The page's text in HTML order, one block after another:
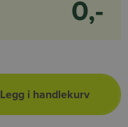
0,-
Legg i handlekurv